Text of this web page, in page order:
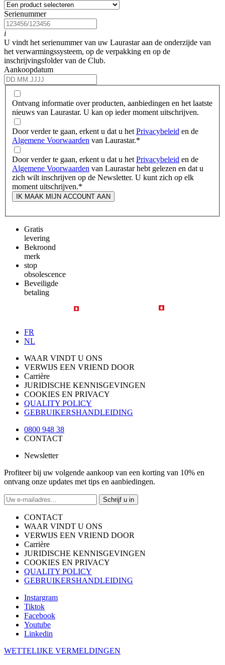
Serienummer
i
U vindt het serienummer van uw Laurastar aan de onderzijde van
het verwarmingssysteem, op de verpakking en op de
inschrijvingsfolder van de Club.
Aankoopdatum
Ontvang informatie over producten, aanbiedingen en het laatste
nieuws van Laurastar. U kan op ieder moment uitschrijven.
Door verder te gaan, erkent u dat u het Privacybeleid en de
Algemene Voorwaarden van Laurastar.*
Door verder te gaan, erkent u dat u het Privacybeleid en de
Algemene Voorwaarden van Laurastar hebt gelezen en dat u
zich wilt inschrijven op de Newsletter. U kunt zich op elk
moment uitschrijven.*
IK MAAK MIJN ACCOUNT AAN
Gratis
levering
Bekroond
merk
stop
obsolescence
Beveiligde
betaling
FR
NL
WAAR VINDT U ONS
VERWIJS EEN VRIEND DOOR
Carrière
JURIDISCHE KENNISGEVINGEN
COOKIES EN PRIVACY
QUALITY POLICY
GEBRUIKERSHANDLEIDING
0800 948 38
CONTACT
Newsletter
Profiteer bij uw volgende aankoop van een korting van 10% en
ontvang onze updates met tips en aanbiedingen.
Schrijf u in
CONTACT
WAAR VINDT U ONS
VERWIJS EEN VRIEND DOOR
Carrière
JURIDISCHE KENNISGEVINGEN
COOKIES EN PRIVACY
QUALITY POLICY
GEBRUIKERSHANDLEIDING
Instargram
Tiktok
Facebook
Youtube
Linkedin
WETTELIJKE VERMELDINGEN